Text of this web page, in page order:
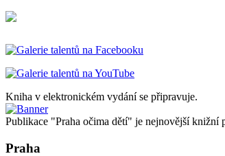
Kniha v elektronickém vydání se připravuje.
Publikace "Praha očima dětí" je nejnovější
Praha